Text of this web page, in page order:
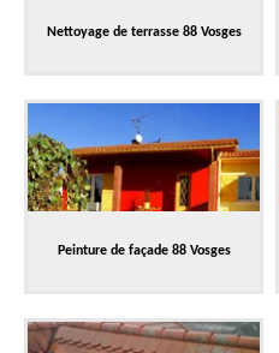
Nettoyage de terrasse 88 Vosges
Peinture de façade 88 Vosges